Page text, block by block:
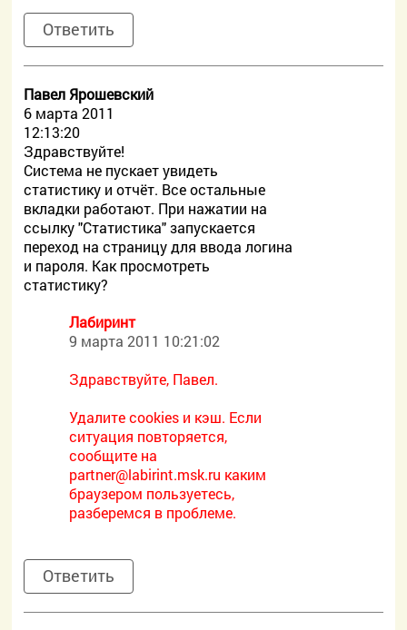
Ответить
Павел Ярошевский
6 марта 2011
12:13:20
Здравствуйте!
Система не пускает увидеть
статистику и отчёт. Все остальные
вкладки работают. При нажатии на
ссылку "Статистика" запускается
переход на страницу для ввода логина
и пароля. Как просмотреть
статистику?
Лабиринт
9 марта 2011 10:21:02
Здравствуйте, Павел.
Удалите cookies и кэш. Если
ситуация повторяется,
сообщите на
partner@labirint.msk.ru каким
браузером пользуетесь,
разберемся в проблеме.
Ответить